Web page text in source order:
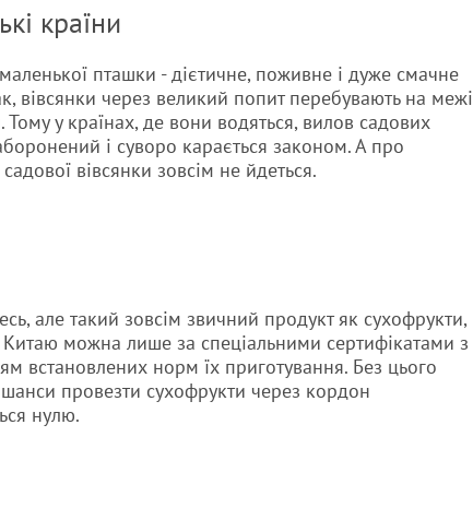
країни
пташки - дієтичне, поживне і дуже смачне
вівсянки через великий попит перебувають на межі
у країнах, де вони водяться, вилов садових
і суворо карається законом. А про
вівсянки зовсім не йдеться.
але такий зовсім звичний продукт як сухофрукти,
Китаю можна лише за спеціальними сертифікатами з
встановлених норм їх приготування. Без цього
провезти сухофрукти через кордон
нулю.